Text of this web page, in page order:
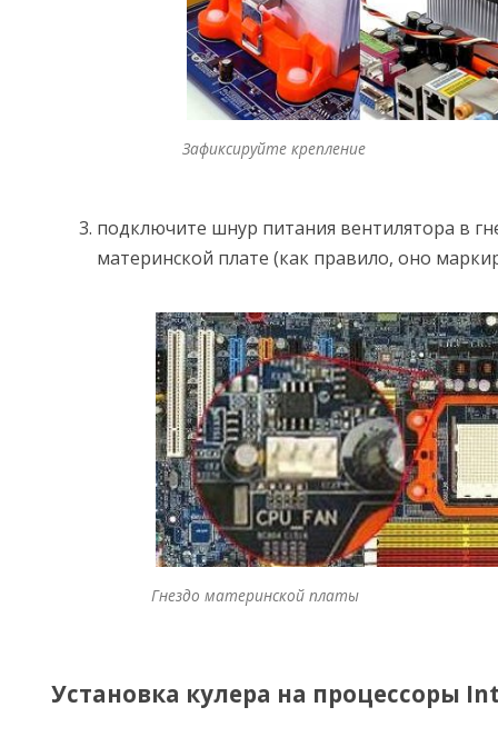
Зафиксируйте крепление
подключите шнур питания вентилятора в
материнской плате (как правило, оно
Гнездо материнской платы
Установка кулера на процессоры